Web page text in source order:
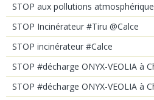
STOP aux pollutions
STOP Incinérateur #Tiru @Calce
STOP incinérateur #Calce
STOP #décharge ONYX-VEOLIA à
STOP #décharge ONYX-VEOLIA à